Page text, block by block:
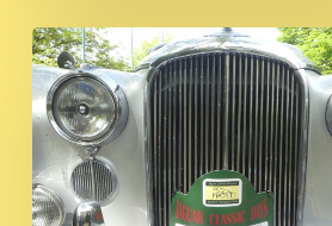
Jaguar
Classic
Days
2024